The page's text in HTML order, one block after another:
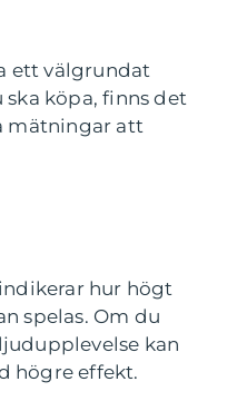
ett välgrundat
köpa, finns det
mätningar att
hur högt
spelas. Om du
kan
högre effekt.